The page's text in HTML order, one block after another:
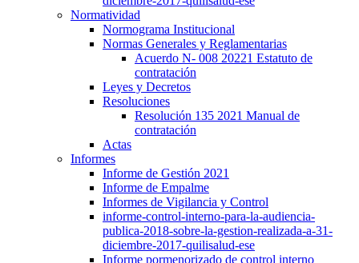
Normatividad
Normograma Institucional
Normas Generales y Reglamentarias
Acuerdo N- 008 20221 Estatuto de
contratación
Leyes y Decretos
Resoluciones
Resolución 135 2021 Manual de
contratación
Actas
Informes
Informe de Gestión 2021
Informe de Empalme
Informes de Vigilancia y Control
informe-control-interno-para-la-audiencia-
publica-2018-sobre-la-gestion-realizada-a-31-
diciembre-2017-quilisalud-ese
Informe pormenorizado de control interno